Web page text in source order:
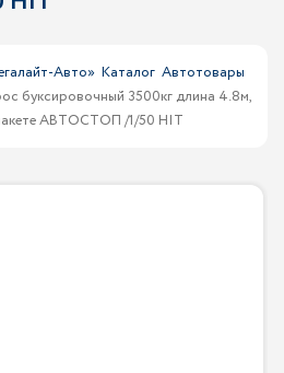
Авто» Каталог Автотовары
буксировочный 3500кг длина 4.8м,
АВТОСТОП /1/50 HIT